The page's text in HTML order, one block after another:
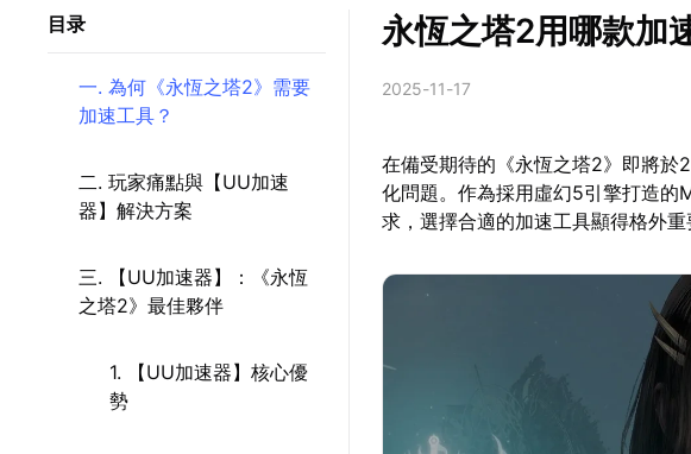
目录
一. 為何《永恆之塔2》需要
加速工具？
二. 玩家痛點與【UU加速
器】解決方案
三. 【UU加速器】：《永恆
之塔2》最佳夥伴
1. 【UU加速器】核心優
勢
永恆之塔2用哪款加
2025-11-17
在備受期待的《永恆之塔2》即將於
化問題。作為採用虛幻5引擎打造的
求，選擇合適的加速工具顯得格外重